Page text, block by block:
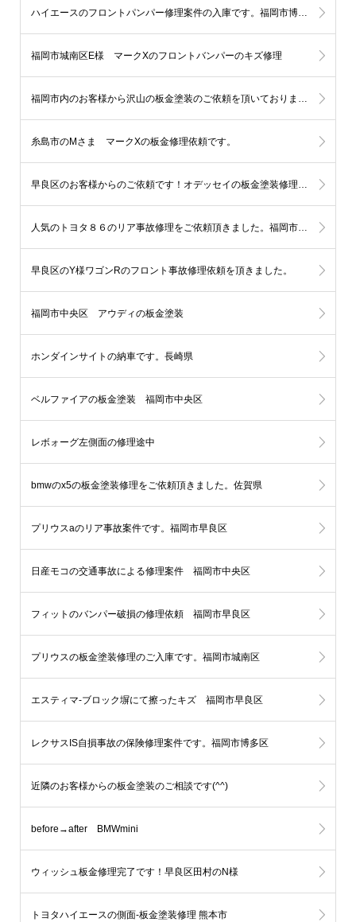
ハイエースのフロントパンパー修理案件の入庫です。福岡市博多区
福岡市城南区E様 マークXのフロントバンパーのキズ修理
糸島市のMさま マークXの板金修理依頼です。
人気のトヨタ８６のリア事故修理をご依頼頂きました。福岡市西区
早良区のY様ワゴンRのフロント事故修理依頼を頂きました。
福岡市中央区 アウディの板金塗装
ホンダインサイトの納車です。長崎県
ベルファイアの板金塗装 福岡市中央区
レボォーグ左側面の修理途中
bmwのx5の板金塗装修理をご依頼頂きました。佐賀県
プリウスaのリア事故案件です。福岡市早良区
日産モコの交通事故による修理案件 福岡市中央区
フィットのバンパー破損の修理依頼 福岡市早良区
プリウスの板金塗装修理のご入庫です。福岡市城南区
エスティマ-ブロック塀にて擦ったキズ 福岡市早良区
レクサスIS自損事故の保険修理案件です。福岡市博多区
近隣のお客様からの板金塗装のご相談です(^^)
before→after BMWmini
ウィッシュ板金修理完了です！早良区田村のN様
トヨタハイエースの側面-板金塗装修理 熊本市